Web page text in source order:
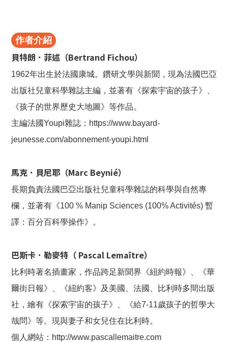
作者介紹
貝特朗．菲述（Bertrand Fichou）
1962年出生於法國康城。鑽研文學與新聞，現為法國巴亞
出版社兒童科學雜誌主編，並著有《探索宇宙的孩子》、
《孩子的世界歷史大地圖》等作品。
主編法國Youpi雜誌：https://www.bayard-
jeunesse.com/abonnement-youpi.html
馬克．貝尼耶（Marc Beynié）
長期負責法國巴亞出版社兒童科學雜誌的科學與自然專
欄，並著有《100 % Manip Sciences (100% Activités) 暫
譯：百分百科學操作》。
巴斯卡．勒麥特（ Pascal Lemaître）
比利時著名插畫家，作品跨足新聞界《紐約時報》、《華
爾街日報》、《紐約客》及美國、法國、比利時多間出版
社，繪有《探索宇宙的孩子》、《給7-11歲孩子的哲學大
哉問》等。現與妻子和女兒住在比利時。
個人網站：http://www.pascallemaitre.com